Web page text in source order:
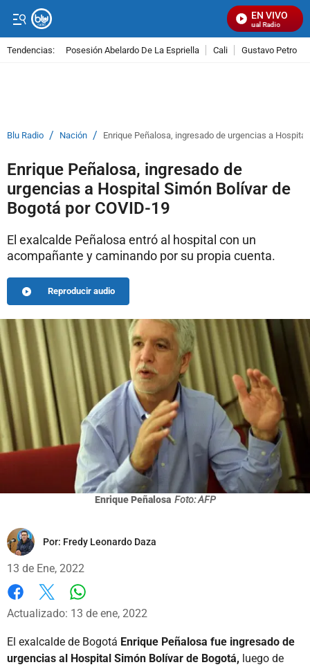
EN VIVO
Señal Visual Radio
Tendencias: Posesión Abelardo De La Espriella Cali Gustavo Petro
Blu Radio / Nación / Enrique Peñalosa, ingresado de urgencias a
Enrique Peñalosa, ingresado de
urgencias a Hospital Simón Bolívar de
Bogotá por COVID-19
El exalcalde Peñalosa entró al hospital con un
acompañante y caminando por su propia cuenta.
Reproducir audio
Enrique Peñalosa Foto: AFP
Por: Fredy Leonardo Daza
13 de Ene, 2022
Facebook
X
Actualizado: 13 de ene, 2022
El exalcalde de Bogotá Enrique Peñalosa fue ingresado de
urgencias al Hospital Simón Bolívar de Bogotá, luego de